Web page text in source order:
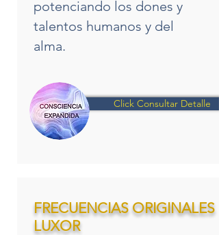
potenciando los dones y
talentos humanos y del
alma.
Click Consultar Detalle
FRECUENCIAS ORIGINALES
LUXOR